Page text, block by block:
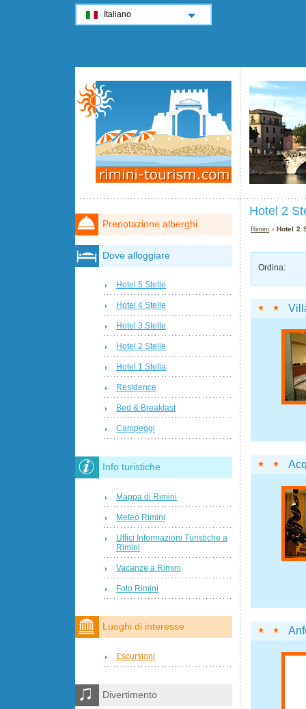
Hotel 2
Rimini › Hotel 2
Ordina:
Prenotazione alberghi
Dove alloggiare
Hotel 5 Stelle
Hotel 4 Stelle
Hotel 3 Stelle
Hotel 2 Stelle
Hotel 1 Stella
Residence
Bed & Breakfast
Campeggi
Info turistiche
Mappa di Rimini
Meteo Rimini
Uffici Informazioni Turistiche a
Rimini
Vacanze a Rimini
Foto Rimini
Luoghi di interesse
Escursioni
Divertimento
Italiano